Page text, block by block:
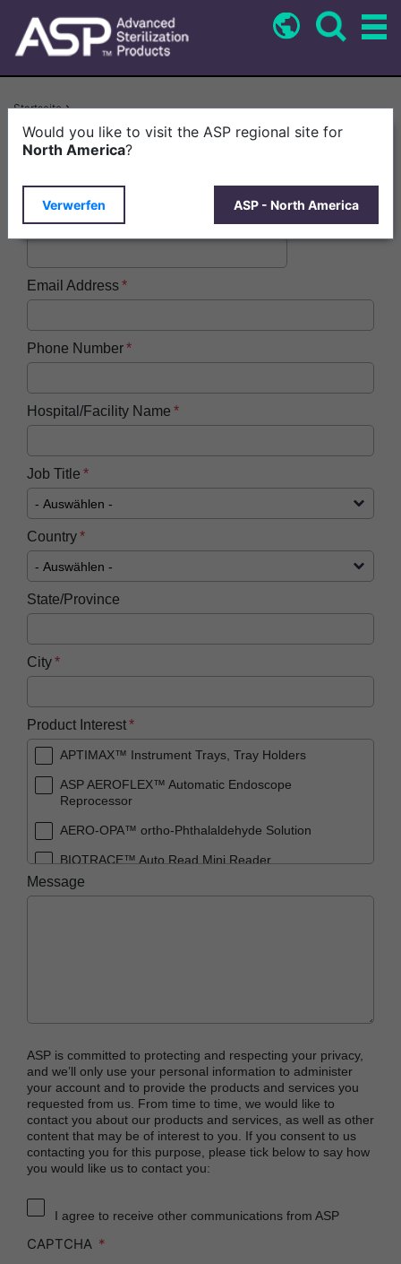
Pfadnavigation
Startseite
STERRAD™ Cassettes > ASP Product Carousel: Common Form EN-US
First Name
Last Name
Email Address
Phone Number
Hospital/Facility Name
Job Title
Country
State/Province
City
Product Interest
APTIMAX™ Instrument Trays, Tray Holders
ASP AEROFLEX™ Automatic Endoscope
Reprocessor
AERO-OPA™ ortho-Phthalaldehyde Solution
BIOTRACE™ Auto Read Mini Reader
BIOTRACE™ Auto Read Pro Reader
CIDEX™ Tray System
CIDEZYME™ XTRA Multi-Enzymatic Detergent
CYCLESURE™ 24 Biological Indicator (BI)
ENZOL™ Enzymatic Detergent
Message
ASP is committed to protecting and respecting your privacy,
and we’ll only use your personal information to administer
your account and to provide the products and services you
requested from us. From time to time, we would like to
contact you about our products and services, as well as other
content that may be of interest to you. If you consent to us
contacting you for this purpose, please tick below to say how
you would like us to contact you:
I agree to receive other communications from ASP
CAPTCHA
Would you like to visit the ASP regional site for
North America?
Verwerfen ASP - North America